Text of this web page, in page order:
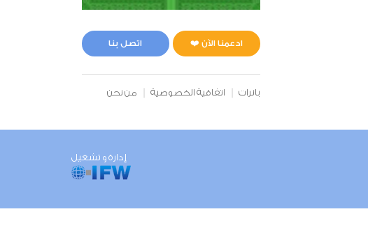
ادعمنا الآن ❤️ اتصل بنا
بانرات اتفاقية الخصوصية من نحن
إدارة و تشغيل